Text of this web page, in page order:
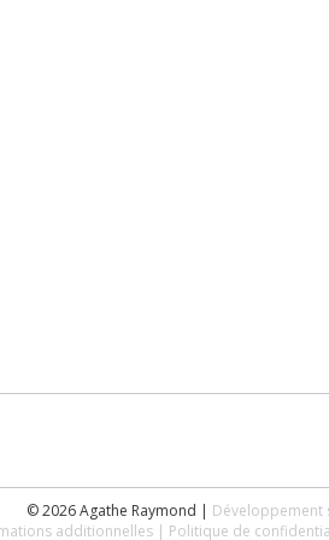
© 2026 Agathe Raymond | Développement
additionnelles | Politique de